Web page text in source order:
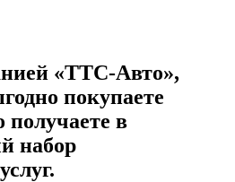
«ТТС-Авто»,
покупаете
получаете в
набор